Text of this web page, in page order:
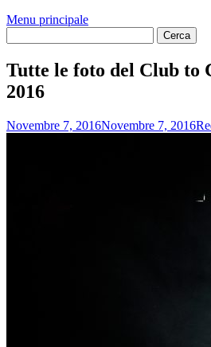
Menu principale
Tutte le foto del Club to
2016
Novembre 7, 2016Novembre 7, 2016